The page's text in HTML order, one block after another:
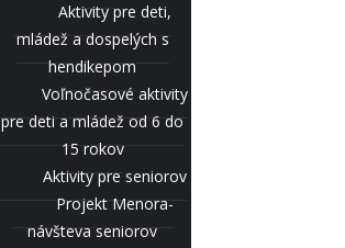
Aktivity pre deti,
mládež a dospelých s
hendikepom
Voľnočasové aktivity
pre deti a mládež od 6 do
15 rokov
Aktivity pre seniorov
Projekt Menora-
návšteva seniorov